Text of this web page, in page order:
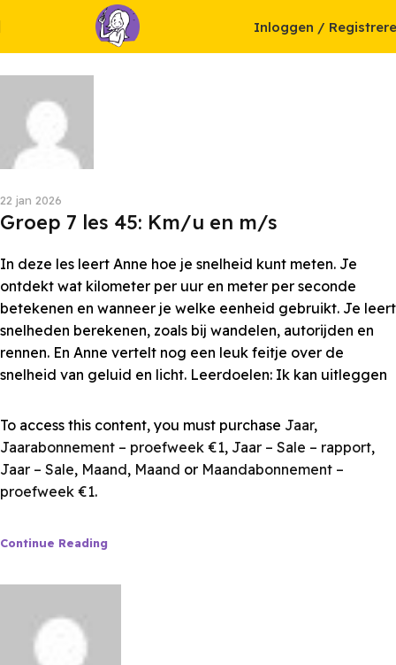
Inloggen /
22 jan 2026
Groep 7 les 45: Km/u en m/s
In deze les leert Anne hoe je snelheid kunt meten. Je
ontdekt wat kilometer per uur en meter per seconde
betekenen en wanneer je welke eenheid gebruikt. Je leert
snelheden berekenen, zoals bij wandelen, autorijden en
rennen. En Anne vertelt nog een leuk feitje over de
snelheid van geluid en licht. Leerdoelen: Ik kan uitleggen
To access this content, you must purchase Jaar,
Jaarabonnement – proefweek €1, Jaar – Sale – rapport,
Jaar – Sale, Maand, Maand or Maandabonnement –
proefweek €1.
Continue Reading